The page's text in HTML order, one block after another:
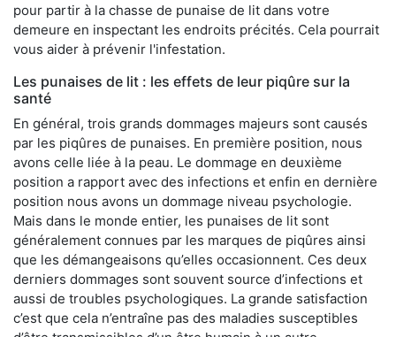
pour partir à la chasse de punaise de lit dans votre
demeure en inspectant les endroits précités. Cela pourrait
vous aider à prévenir l'infestation.
Les punaises de lit : les effets de leur piqûre sur la
santé
En général, trois grands dommages majeurs sont causés
par les piqûres de punaises. En première position, nous
avons celle liée à la peau. Le dommage en deuxième
position a rapport avec des infections et enfin en dernière
position nous avons un dommage niveau psychologie.
Mais dans le monde entier, les punaises de lit sont
généralement connues par les marques de piqûres ainsi
que les démangeaisons qu’elles occasionnent. Ces deux
derniers dommages sont souvent source d’infections et
aussi de troubles psychologiques. La grande satisfaction
c’est que cela n’entraîne pas des maladies susceptibles